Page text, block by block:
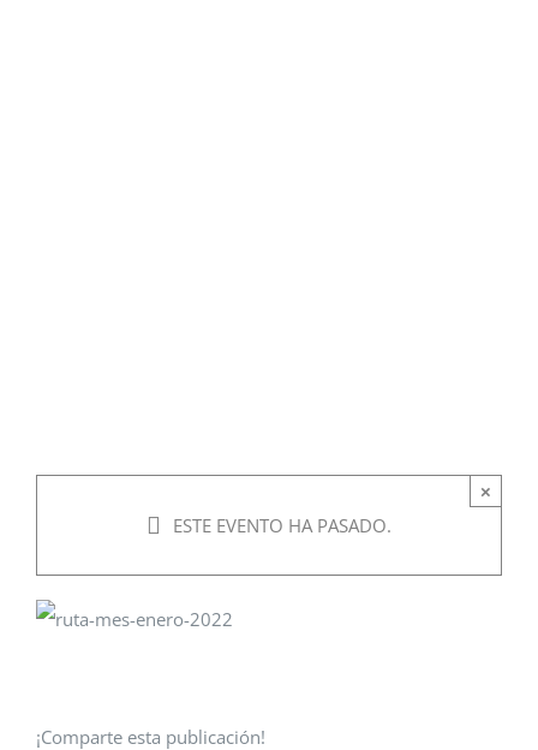
ESTE EVENTO HA PASADO.
×
¡Comparte esta publicación!